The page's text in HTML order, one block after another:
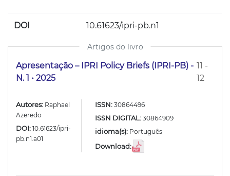
DOI 10.61623/ipri-pb.n1
Artigos do livro
Apresentação – IPRI Policy Briefs (IPRI-PB) -
N. 1 • 2025
11 -
12
Autores: Raphael
Azeredo
DOI: 10.61623/ipri-
pb.n1.a01
ISSN:30864496
ISSN DIGITAL:30864909
idioma(s): Português
Download: